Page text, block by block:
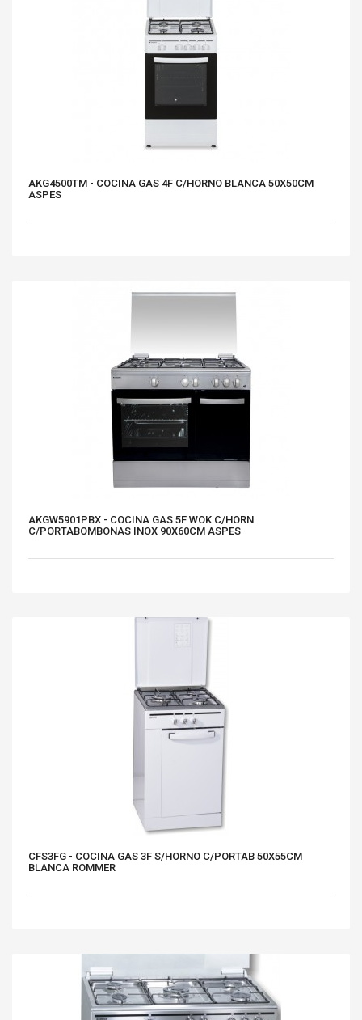
AKG4500TM - COCINA GAS 4F C/HORNO BLANCA 50X50CM
ASPES
AKGW5901PBX - COCINA GAS 5F WOK C/HORN
C/PORTABOMBONAS INOX 90X60CM ASPES
CFS3FG - COCINA GAS 3F S/HORNO C/PORTAB 50X55CM
BLANCA ROMMER